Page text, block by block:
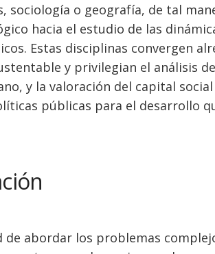
sociología o geografía, de tal
hacia el estudio de las
Estas disciplinas convergen
y privilegian el análisis
y la valoración del capital
públicas para el desarrollo
de abordar los problemas